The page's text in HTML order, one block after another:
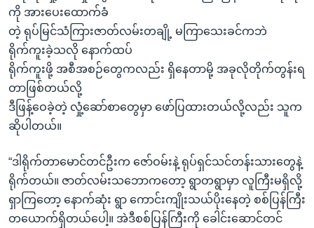
ကို အားပေးထောက်ခံ
တဲ့ ရုပ်မြင်သံကြားဇာတ်လမ်းတချို့ မကြာသေးခင်ကဘဲ
ရိုက်ကူးခဲ့သလို နောက်ထပ်
ရိုက်ကူးဖို့ အစီအစဉ်တွေကလည်း ရှိနေတာမို့ အခုလိုတိုက်တွန်းရ
တာဖြစ်တယ်လို့
ဒီဖြန့်ဝေခဲ့တဲ့ လှုံ့ဆော်စာတွေမှာ ဖော်ပြထားတယ်လို့လည်း သူက
ဆိုပါတယ်။
“ဒါရိုက်တာမောင်တင်ဦးက ဇော်ဝမ်းနဲ့ ရုပ်ရှင်သင်တန်းသားတွေနဲ့
ရိုက်တယ်။ ဇာတ်လမ်းသဘောကတော့ ရွာတရွာမှာ လူကြီးမရှိလို့
ရှာကြတော့ နောက်ဆုံး ရွာ ကောင်းကျိုးသယ်ပိုးနေတဲ့ စစ်ပြန်ကြီး
တယောက်ရှိတယ်ပေါ့။ အဲဒီစစ်ပြန်ကြီးကို ခေါင်းဆောင်တင်